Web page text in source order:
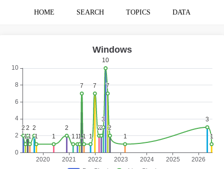
HOME SEARCH TOPICS DATA